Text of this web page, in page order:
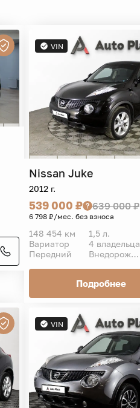
VIN
Nissan Juke
2012 г.
539 000 ₽ 639 000 ₽
6 798 ₽/мес. без взноса
148 454 км 1,5 л.
Вариатор
4 владельца
Передний
Внедорожник 5 дв.
Подробнее
VIN